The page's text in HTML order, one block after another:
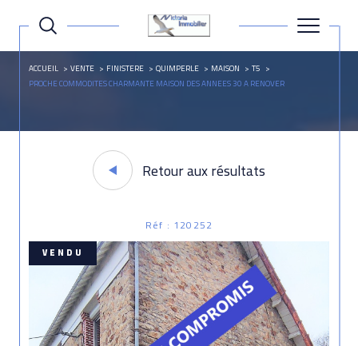
ACCUEIL VENTE FINISTERE QUIMPERLE MAISON
T5
PROCHE COMMODITES CHARMANTE MAISON DES ANNEES 30 A RENOVER
Retour aux résultats
Réf : 120252
VENDU